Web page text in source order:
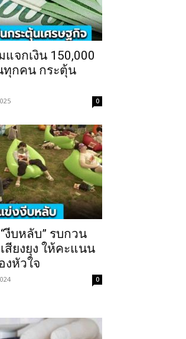
แจกเงิน 150,000
ทุกคน กระตุ้น
0
งีบหลับ” รบกวน
สียงยุง ให้คะแนน
งหัวใจ
0